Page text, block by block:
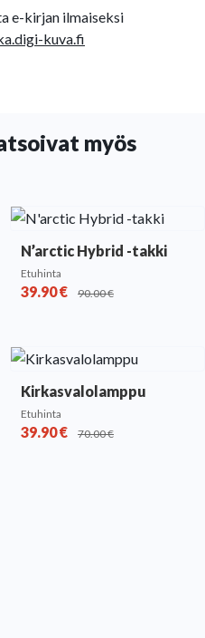
e-kirjan ilmaiseksi
kuva.fi
myös
N’arctic Hybrid -takki
Etuhinta
39.90€ 90.00€
Kirkasvalolamppu
Etuhinta
39.90€ 70.00€